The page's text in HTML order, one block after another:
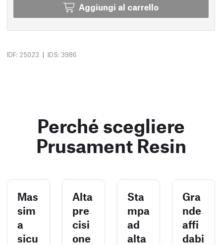
Aggiungi al carrello
IDF: 25023 | IDS: 3986
Perché scegliere
Prusament Resin
Mas
sim
a
sicu
Alta
pre
cisi
one
Sta
mpa
ad
alta
Gra
nde
affi
dabi